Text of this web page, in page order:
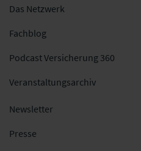
Das Netzwerk
Fachblog
Podcast Versicherung 360
Veranstaltungsarchiv
Newsletter
Presse